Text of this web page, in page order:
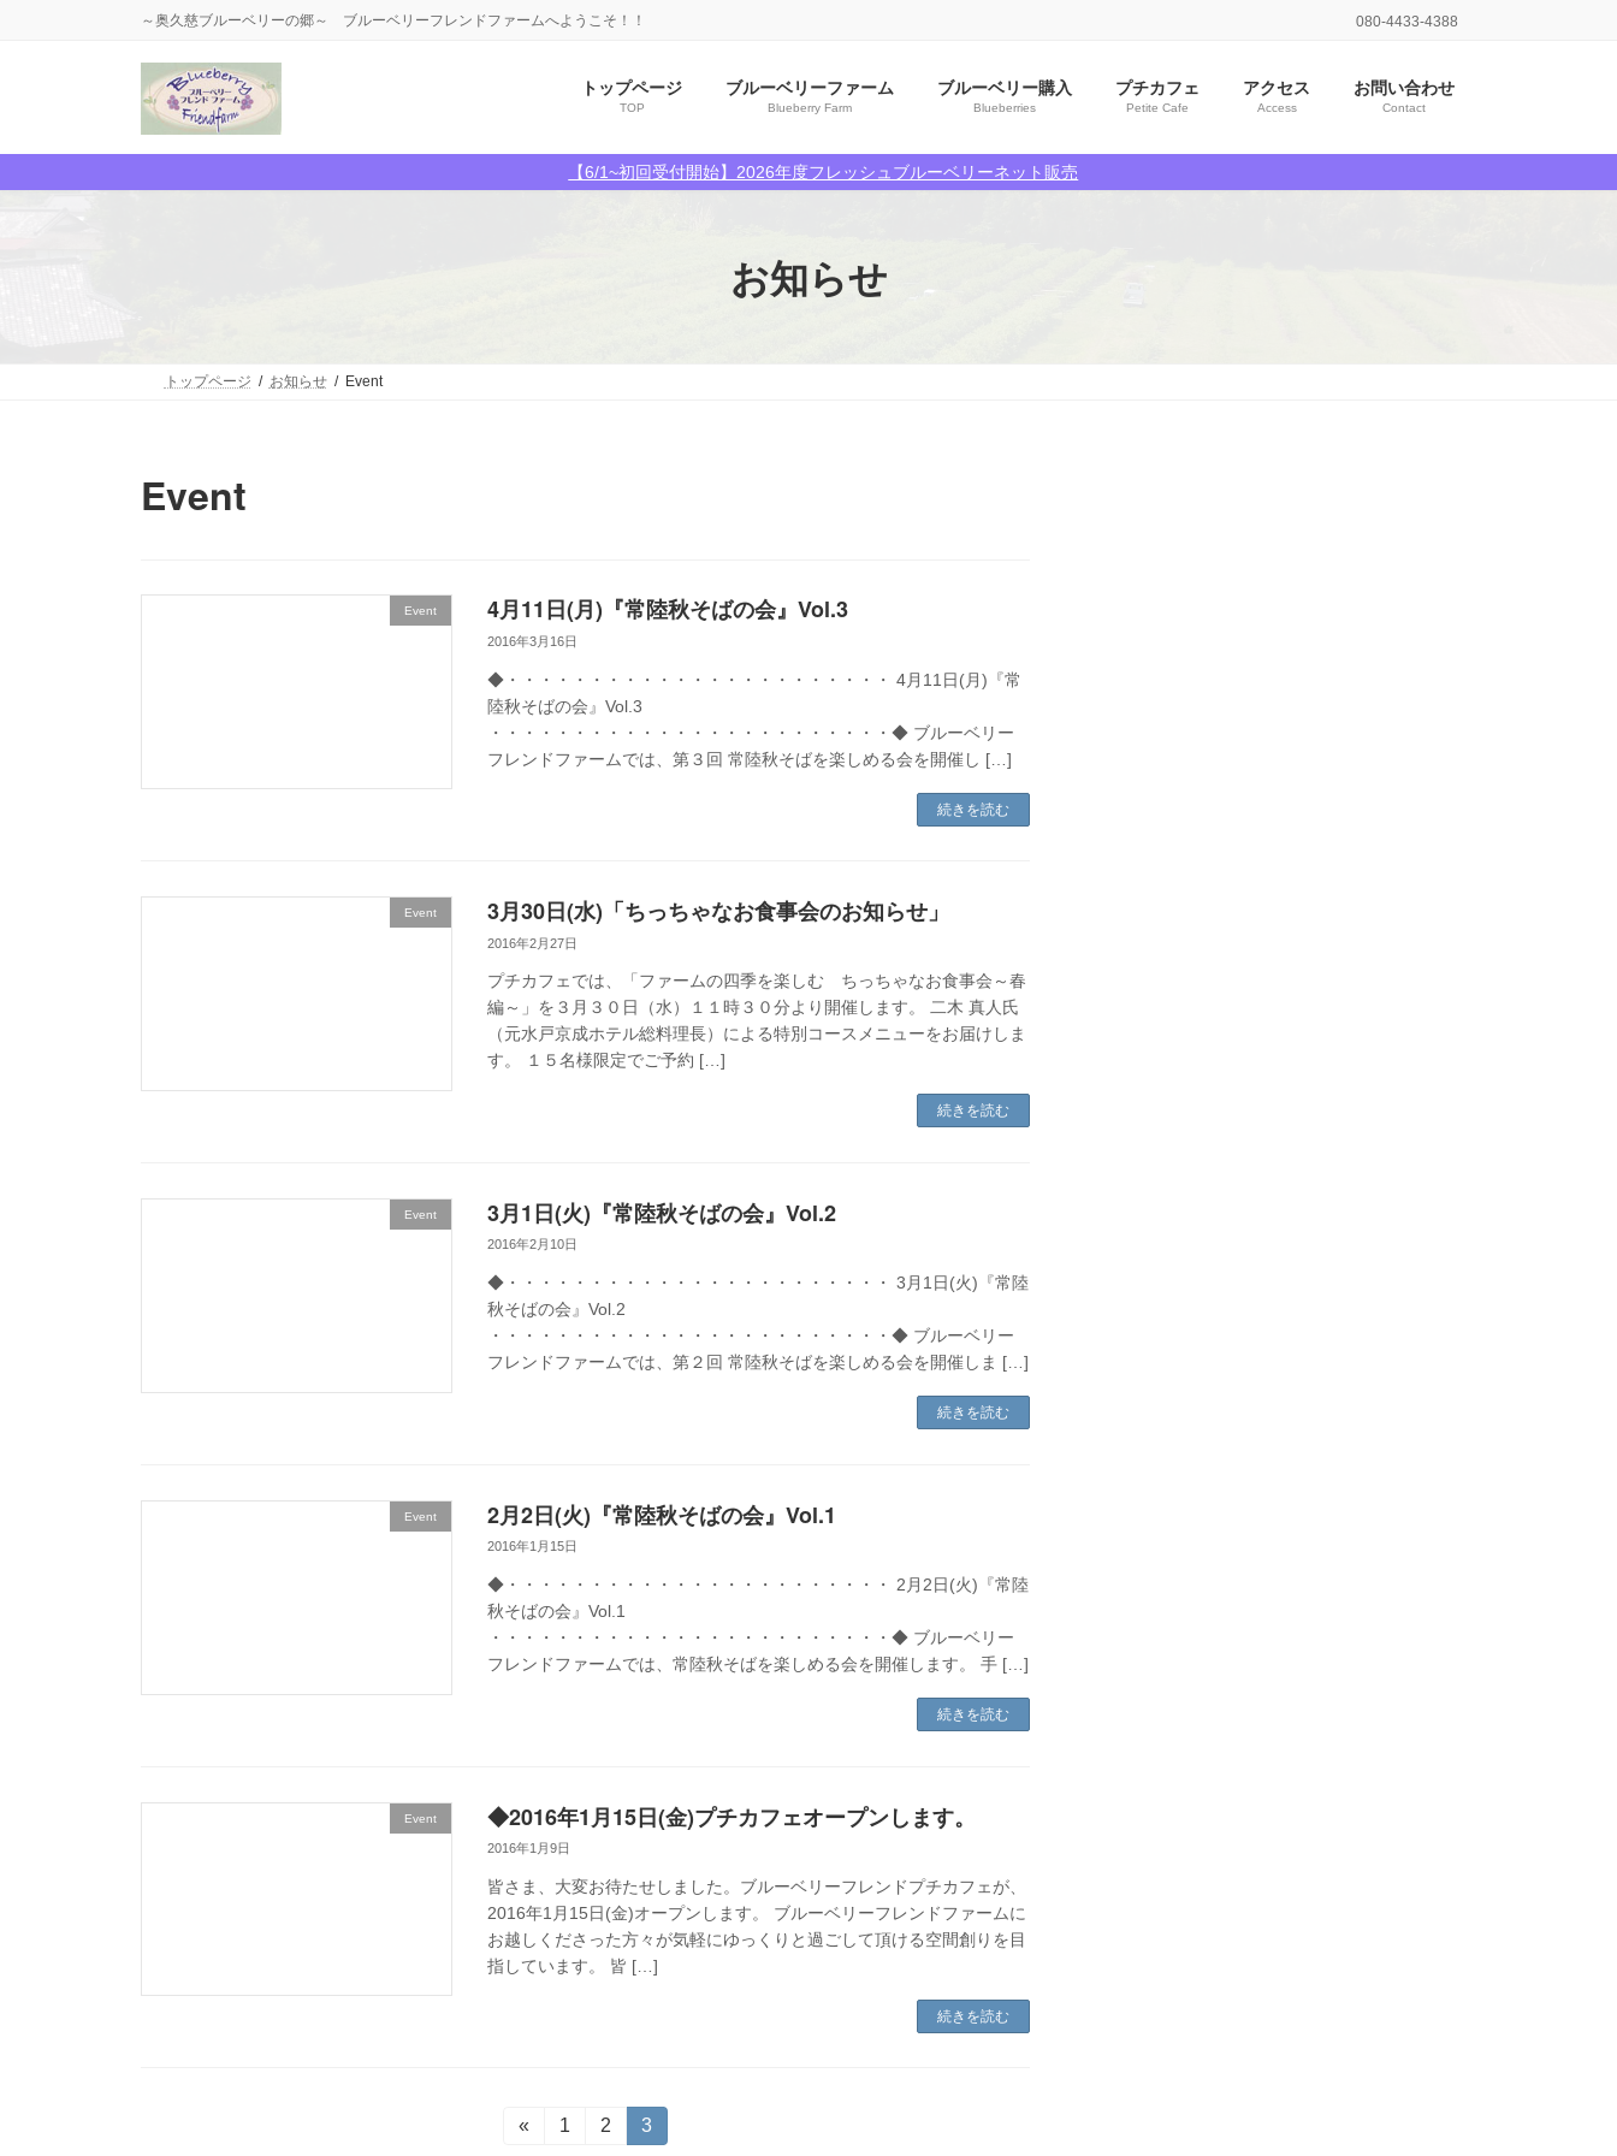
キ
に
～奥久慈ブルーベリーの郷～ ブルーベリーフレンドファームへようこそ！！ 080-4433-4388
トップページ
TOP
ブルーベリーファーム
Blueberry Farm
ブルーベリー購入
Blueberries
プチカフェ
Petite Cafe
アクセス
Access
お問い合わせ
Contact
【6/1~初回受付開始】2026年度フレッシュブルーベリーネット販売
お知らせ
トップページ お知らせ Event
Event
Event 4月11日(月)『常陸秋そばの会』Vol.3
2016年3月16日
◆・・・・・・・・・・・・・・・・・・・・・・・ 4月11日(月)『常
陸秋そばの会』Vol.3
・・・・・・・・・・・・・・・・・・・・・・・・◆ ブルーベリー
フレンドファームでは、第３回 常陸秋そばを楽しめる会を開催し […]
続きを読む
Event 3月30日(水)「ちっちゃなお食事会のお知らせ」
2016年2月27日
プチカフェでは、「ファームの四季を楽しむ ちっちゃなお食事会～春
編～」を３月３０日（水）１１時３０分より開催します。 二木 真人氏
（元水戸京成ホテル総料理長）による特別コースメニューをお届けしま
す。 １５名様限定でご予約 […]
続きを読む
Event 3月1日(火)『常陸秋そばの会』Vol.2
2016年2月10日
◆・・・・・・・・・・・・・・・・・・・・・・・ 3月1日(火)『常陸
秋そばの会』Vol.2
・・・・・・・・・・・・・・・・・・・・・・・・◆ ブルーベリー
フレンドファームでは、第２回 常陸秋そばを楽しめる会を開催しま […]
続きを読む
Event 2月2日(火)『常陸秋そばの会』Vol.1
2016年1月15日
◆・・・・・・・・・・・・・・・・・・・・・・・ 2月2日(火)『常陸
秋そばの会』Vol.1
・・・・・・・・・・・・・・・・・・・・・・・・◆ ブルーベリー
フレンドファームでは、常陸秋そばを楽しめる会を開催します。 手 […]
続きを読む
Event ◆2016年1月15日(金)プチカフェオープンします。
2016年1月9日
皆さま、大変お待たせしました。ブルーベリーフレンドプチカフェが、
2016年1月15日(金)オープンします。 ブルーベリーフレンドファームに
お越しくださった方々が気軽にゆっくりと過ごして頂ける空間創りを目
指しています。 皆 […]
続きを読む
«
固
1
固
2
固
定
3